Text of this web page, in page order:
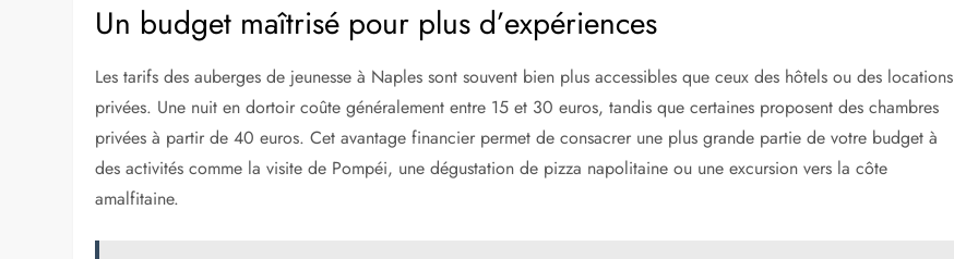
Un budget maîtrisé pour plus d’expériences
Les tarifs des auberges de jeunesse à Naples sont souvent bien plus accessibles que ceux des hôtels ou des locations
privées. Une nuit en dortoir coûte généralement entre 15 et 30 euros, tandis que certaines proposent des chambres
privées à partir de 40 euros. Cet avantage financier permet de consacrer une plus grande partie de votre budget à
des activités comme la visite de Pompéi, une dégustation de pizza napolitaine ou une excursion vers la côte
amalfitaine.